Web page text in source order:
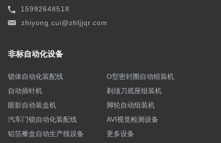
15992648518
zhiyong.cui@zhljjqr.com
非标自动化设备
锁体自动化装配线
O型密封圈自动组装机
自动插针机
剃须刀底座组装机
眼影自动装盒机
脚轮自动组装机
汽车门锁自动化装配线
AVI视觉检测设备
铝箔餐盒自动生产线设备
更多设备